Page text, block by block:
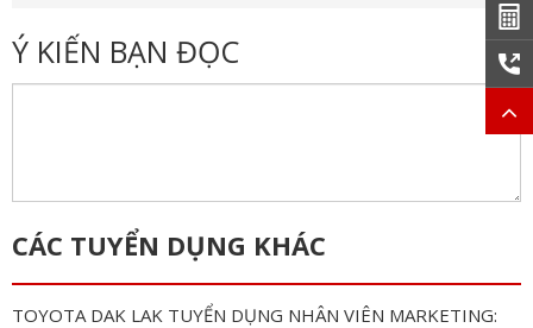
Ý KIẾN BẠN ĐỌC
CÁC TUYỂN DỤNG KHÁC
TOYOTA DAK LAK TUYỂN DỤNG NHÂN VIÊN MARKETING: